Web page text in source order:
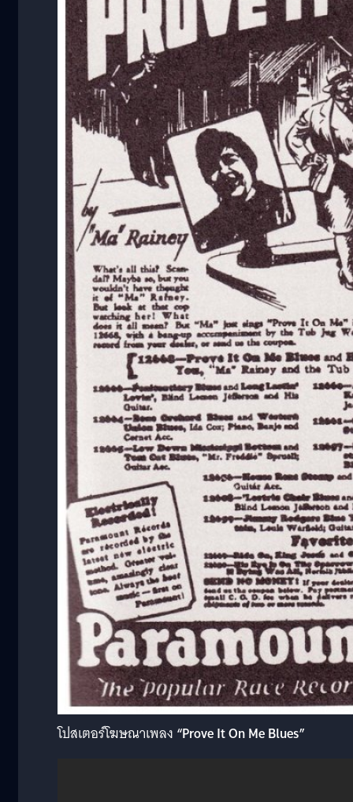
โปสเตอร์โฆษณาเพลง “Prove It On Me Blues”